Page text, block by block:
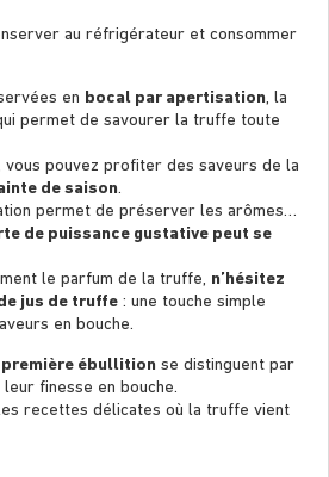
au réfrigérateur et consommer
en bocal par apertisation, la
permet de savourer la truffe toute
vous pouvez profiter des saveurs de la
de saison.
permet de préserver les arômes…
de puissance gustative peut se
le parfum de la truffe, n’hésitez
jus de truffe : une touche simple
en bouche.
première ébullition se distinguent par
finesse en bouche.
recettes délicates où la truffe vient